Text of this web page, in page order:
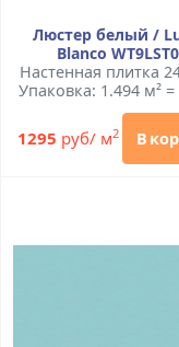
Люстер белый /
Blanco
Настенная плитка
Упаковка: 1.494 м²
1295 руб/ м2 В